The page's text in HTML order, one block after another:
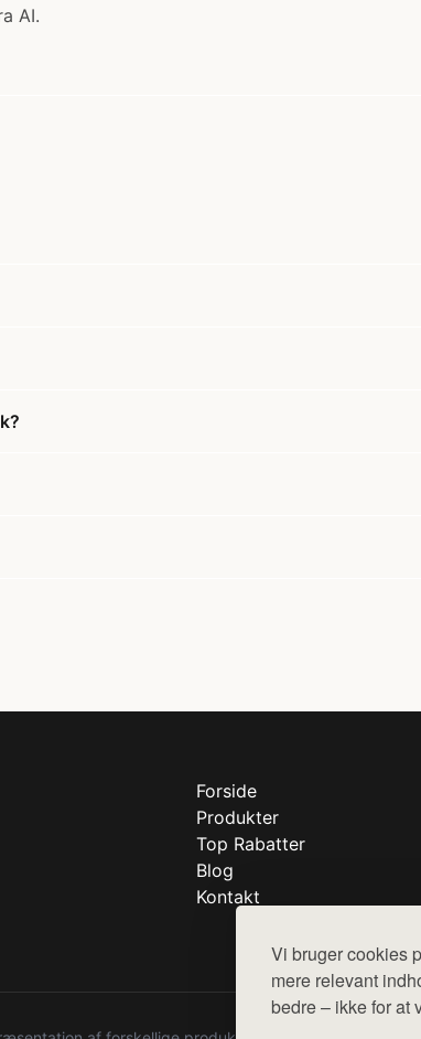
Vi bruger cookies
mere relevant
bedre – ikke for
AI.
Forside
Produkter
Top Rabatter
Blog
Kontakt